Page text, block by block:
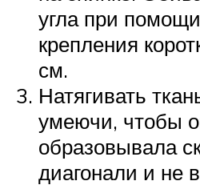
угла при
крепления
см.
Натягивать
умеючи, чтобы
образовывала
диагонали и не